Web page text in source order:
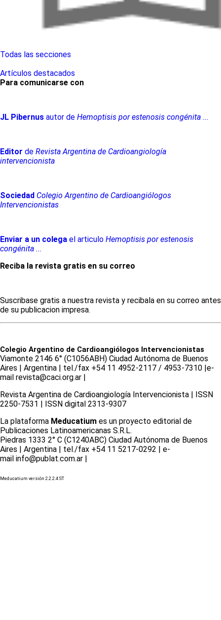
Todas las secciones
Artículos destacados
Para comunicarse con
JL Pibernus autor de Hemoptisis por estenosis congénita ...
Editor de Revista Argentina de Cardioangiología
intervencionista
Sociedad Colegio Argentino de Cardioangiólogos
Intervencionistas
Enviar a un colega el articulo Hemoptisis por estenosis
congénita ...
Reciba la revista gratis en su correo
Suscribase gratis a nuestra revista y recibala en su correo antes
de su publicacion impresa.
Colegio Argentino de Cardioangiólogos Intervencionistas
Viamonte 2146 6° (C1056ABH) Ciudad Autónoma de Buenos
Aires | Argentina | tel./fax +54 11 4952-2117 / 4953-7310 |e-
mail revista@caci.org.ar |
Revista Argentina de Cardioangiologí­a Intervencionista | ISSN
2250-7531 | ISSN digital 2313-9307
La plataforma Meducatium es un proyecto editorial de
Publicaciones Latinoamericanas S.R.L.
Piedras 1333 2° C (C1240ABC) Ciudad Autónoma de Buenos
Aires | Argentina | tel./fax +54 11 5217-0292 | e-
mail info@publat.com.ar |
Meducatium versión 2.2.2.4 ST